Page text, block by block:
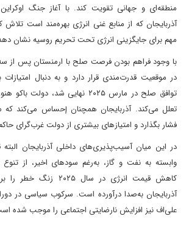
منطقه‌ای و جهانی تقویت کند. با آغاز جنگ
آذربایجان که از منابع غنی انرژی بهره‌مند است
مهم برای جایگزینی انرژی تحت تحریم روسیه نشان
با وجود فراهم بودن فرصت صلح با ارمنستان پس از سه
در موقعیت قدرت‌مندی قرار دارد و به دنبال
توافق صلح در مارس ۲۰۲۵ نهایی شد،
تعلل می‌کند. آذربایجان همچنان إحساس می‌کند که
فشار بگذارد و امتیازهای بیشتری از دولت غرب‌گرای
در این میان آسیب‌پذیری‌های داخلی آذربایجان
وابسته به نفت و گاز، به‌رغم سودهای اخیر، از
کاهش قیمت انرژی در سال
آذربایجان به‌صدا درآورده است. سرکوب سیاسی در
علی‌اف نیز افزایش نارضایتی اجتماعی را موجب شده